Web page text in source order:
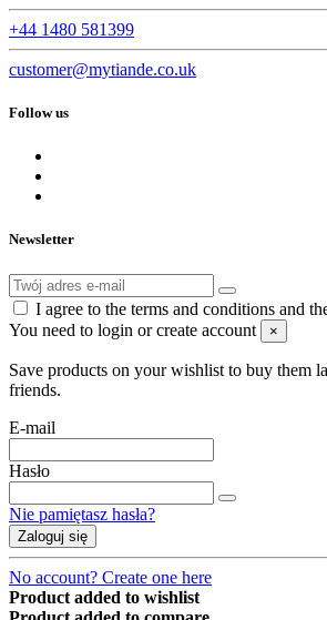
+44 1480 581399
customer@mytiande.co.uk
Follow us
Newsletter
I agree to the terms and conditions and
You need to login or create account
×
Save products on your wishlist to buy them
friends.
E-mail
Hasło
Nie pamiętasz hasła?
Zaloguj się
No account? Create one here
Product added to wishlist